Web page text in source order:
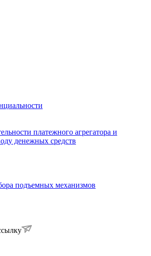
платежного агрегатора и
денежных средств
подъемных механизмов